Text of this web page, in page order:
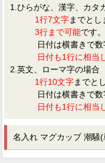
1.ひらがな、漢字、カタ
1行7文字までとし
3行まで可能です。
日付は横書きで数字
日付も1行に相当
2.英文、ローマ字の場合
1行10文字までと
日付は横書きで数字
日付も1行に相当
名入れ マグカップ 潮騒